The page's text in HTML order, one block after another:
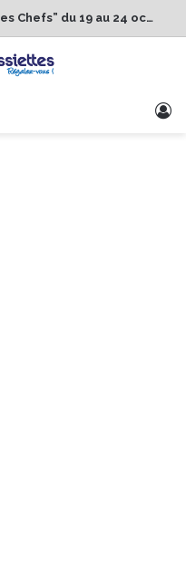
1er Édition de “La Semaine des Chefs” du 19 au 24 octobre 2026